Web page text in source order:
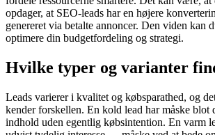
opdager, at SEO-leads har en højere
genereret via betalte annoncer. Den viden kan
optimere din budgetfordeling og strategi.
Hvilke typer og varianter
Leads varierer i kvalitet og købsparathed, og
kender forskellen. En kold lead har måske blot
indhold uden egentlig købsintention. En varm